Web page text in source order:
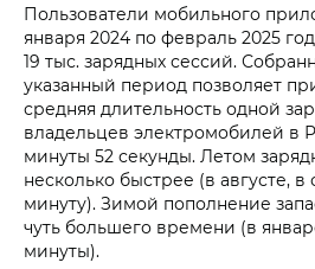
Пользователи мобильного
января 2024 по февраль 2025
19 тыс. зарядных сессий.
указанный период позволяет
средняя длительность одной
владельцев электромобилей в
минуты 52 секунды. Летом
несколько быстрее (в августе, в
минуту). Зимой пополнение
чуть большего времени (в
минуты).